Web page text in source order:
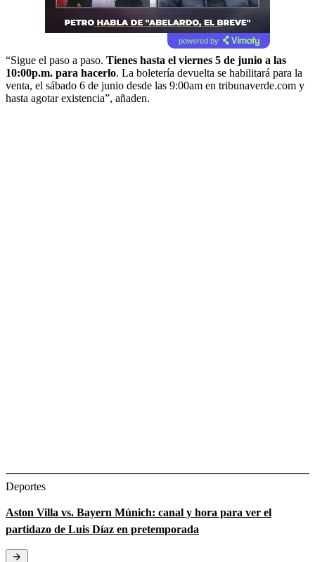
powered by
“Sigue el paso a paso. Tienes hasta el viernes 5 de junio a las
10:00p.m. para hacerlo. La boletería devuelta se habilitará para la
venta, el sábado 6 de junio desde las 9:00am en tribunaverde.com y
hasta agotar existencia”, añaden.
Deportes
Aston Villa vs. Bayern Múnich: canal y hora para ver el
partidazo de Luis Díaz en pretemporada